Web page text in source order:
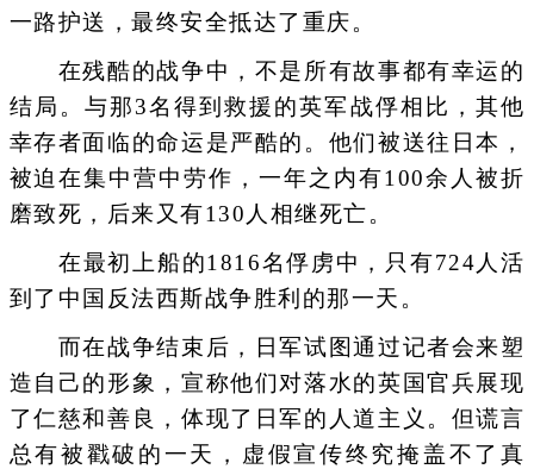
一路护送，最终安全抵达了重庆。
在残酷的战争中，不是所有故事都有幸运的
结局。与那3名得到救援的英军战俘相比，其他
幸存者面临的命运是严酷的。他们被送往日本，
被迫在集中营中劳作，一年之内有100余人被折
磨致死，后来又有130人相继死亡。
在最初上船的1816名俘虏中，只有724人活
到了中国反法西斯战争胜利的那一天。
而在战争结束后，日军试图通过记者会来塑
造自己的形象，宣称他们对落水的英国官兵展现
了仁慈和善良，体现了日军的人道主义。但谎言
总有被戳破的一天，虚假宣传终究掩盖不了真